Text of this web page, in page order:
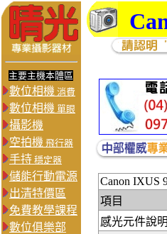
主要主機本體區
數位相機 消費
數位相機 單眼
攝影機
空拍機 飛行器
手持 穩定器
儲能行動電源
出清特價區
免費教學課程
數位俱樂部
Canon IXUS
項目
感光元件說明